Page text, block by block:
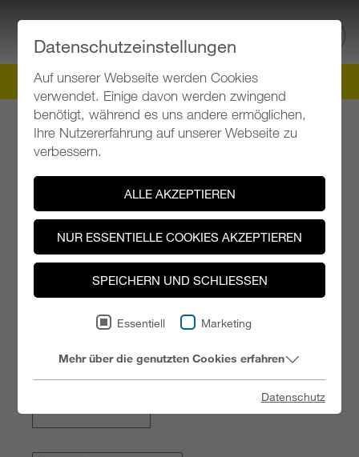
Klangspuren SchwazTiroler Festival für neue Musik
Innsbrucker Straße 17/I/3 6130 Schwaz / Austria
E-Mail: office@klangspuren.at
Telefonnummer: +43 660 2016169
Datenschutzeinstellungen
Auf unserer Webseite werden Cookies
verwendet. Einige davon werden zwingend
benötigt, während es uns andere ermöglichen,
Ihre Nutzererfahrung auf unserer Webseite zu
verbessern.
ALLE AKZEPTIEREN
NUR ESSENTIELLE COOKIES AKZEPTIEREN
SPEICHERN UND SCHLIESSEN
Essentiell Marketing
Mehr über die genutzten Cookies erfahren
Datenschutz